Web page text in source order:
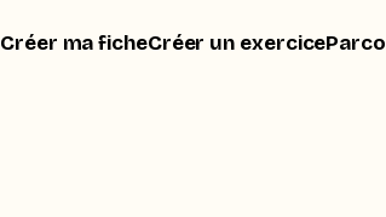
Créer ma ficheCréer un exercice